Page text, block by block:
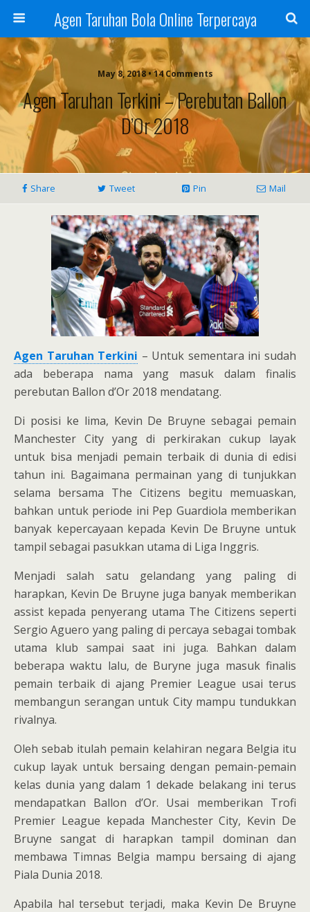
Agen Taruhan Bola Online Terpercaya
May 8, 2018 • 14 Comments
Agen Taruhan Terkini – Perebutan Ballon
D’Or 2018
Share Tweet Pin Mail
Agen Taruhan Terkini – Untuk sementara ini sudah
ada beberapa nama yang masuk dalam finalis
perebutan Ballon d’Or 2018 mendatang.
Di posisi ke lima, Kevin De Bruyne sebagai pemain
Manchester City yang di perkirakan cukup layak
untuk bisa menjadi pemain terbaik di dunia di edisi
tahun ini. Bagaimana permainan yang di tunjukkan
selama bersama The Citizens begitu memuaskan,
bahkan untuk periode ini Pep Guardiola memberikan
banyak kepercayaan kepada Kevin De Bruyne untuk
tampil sebagai pasukkan utama di Liga Inggris.
Menjadi salah satu gelandang yang paling di
harapkan, Kevin De Bruyne juga banyak memberikan
assist kepada penyerang utama The Citizens seperti
Sergio Aguero yang paling di percaya sebagai tombak
utama klub sampai saat ini juga. Bahkan dalam
beberapa waktu lalu, de Buryne juga masuk finalis
pemain terbaik di ajang Premier League usai terus
membangun serangan untuk City mampu tundukkan
rivalnya.
Oleh sebab itulah pemain kelahiran negara Belgia itu
cukup layak untuk bersaing dengan pemain-pemain
kelas dunia yang dalam 1 dekade belakang ini terus
mendapatkan Ballon d’Or. Usai memberikan Trofi
Premier League kepada Manchester City, Kevin De
Bruyne sangat di harapkan tampil dominan dan
membawa Timnas Belgia mampu bersaing di ajang
Piala Dunia 2018.
Apabila hal tersebut terjadi, maka Kevin De Bruyne